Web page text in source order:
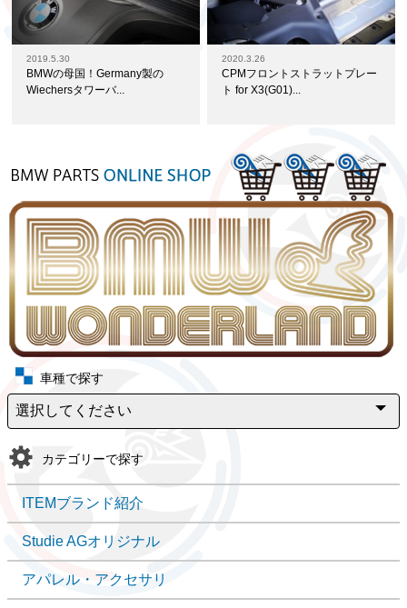
車種で探す
カテゴリーで探す
ITEMブランド紹介
Studie AGオリジナル
アパレル・アクセサリ
2019.5.30
BMWの母国！Germany製の
Wiechersタワーバ...
2020.3.26
CPMフロントストラットプレー
ト for X3(G01)...